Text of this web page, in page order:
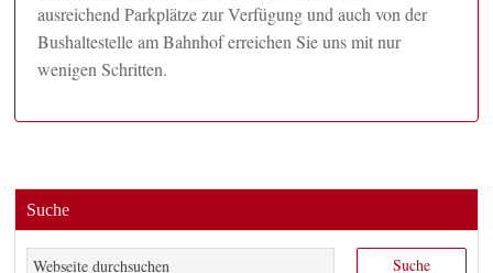
ausreichend Parkplätze zur Verfügung und auch von der
Bushaltestelle am Bahnhof erreichen Sie uns mit nur
wenigen Schritten.
Suche